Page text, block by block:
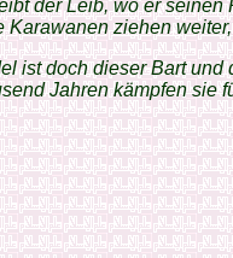
der Leib, wo er seinen
Karawanen ziehen
ist doch dieser Bart und
Jahren kämpfen sie